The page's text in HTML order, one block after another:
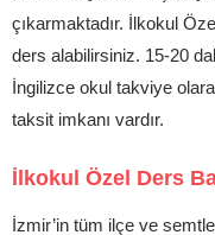
çıkarmaktadır. İlkokul
ders alabilirsiniz. 15-20
İngilizce okul takviye
taksit imkanı vardır.
İlkokul Özel Ders
İzmir’in tüm ilçe ve